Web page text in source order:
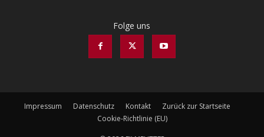
Folge uns
Impressum Datenschutz Kontakt
Zurück zur Startseite
Cookie-Richtlinie (EU)